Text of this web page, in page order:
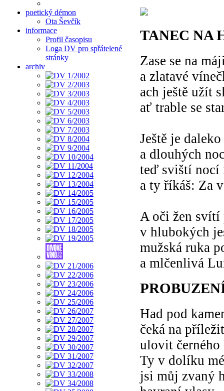
poetický démon
Ota Ševčík
informace
Profil časopisu
Loga DV pro spřátelené
stránky
archiv
TANEC NA
Zase se na
a zlatavé
ach ještě užít
ať trable se
Ještě je
a dlouhých
teď sviští nocí
a ty říkáš: Za
A oči žen
v hlubokých
mužská ruka
a mlčenlivá
Had pod
čeká na
ulovit černého
Ty v dolíku
jsi můj zvaný